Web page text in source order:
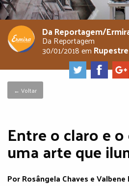
Da Reportagem/
Da Reportagem
30/01/2018em Rupestre
← Voltar
Entre o claro e
uma arte que
Por Rosângela Chaves e Valbene